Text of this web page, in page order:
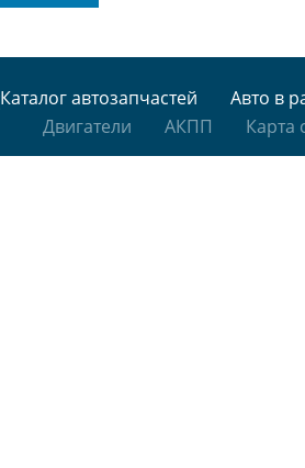
Каталог автозапчастей
Авто в
Двигатели
АКПП Карта